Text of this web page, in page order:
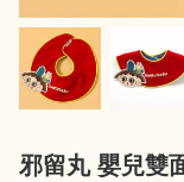
邪留丸 嬰兒雙